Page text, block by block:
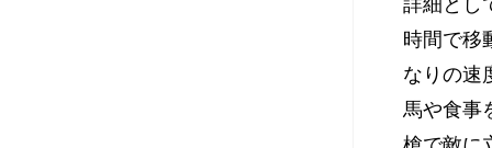
時間で移
なりの速
馬や食事